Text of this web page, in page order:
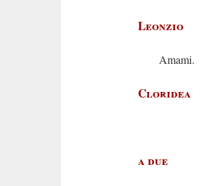
Leonzio
Amami.
Cloridea
Il
a due